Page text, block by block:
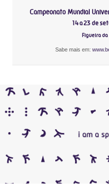
Campeonato Mundial
14 a 23 de
Figueira da
Sabe mais em: